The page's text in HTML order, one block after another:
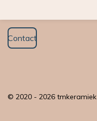
Contact
© 2020 - 2026 tmkeramiek